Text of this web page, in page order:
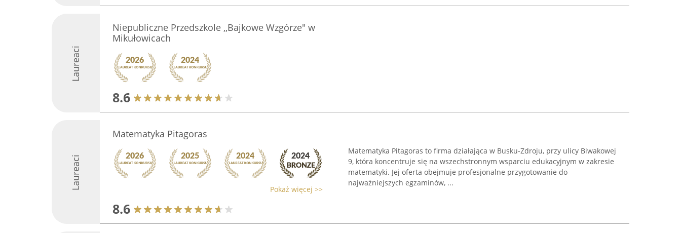
Laureaci
Niepubliczne Przedszkole ,,Bajkowe Wzgórze" w
Mikułowicach
8.6
Laureaci
Matematyka Pitagoras
Pokaż więcej >>
8.6
Matematyka Pitagoras to firma działająca w Busku-Zdroju, przy ulicy Biwakowej
9, która koncentruje się na wszechstronnym wsparciu edukacyjnym w zakresie
matematyki. Jej oferta obejmuje profesjonalne przygotowanie do
najważniejszych egzaminów, ...